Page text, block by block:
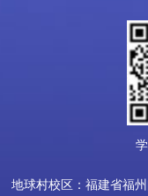
地球村校区：福建省福